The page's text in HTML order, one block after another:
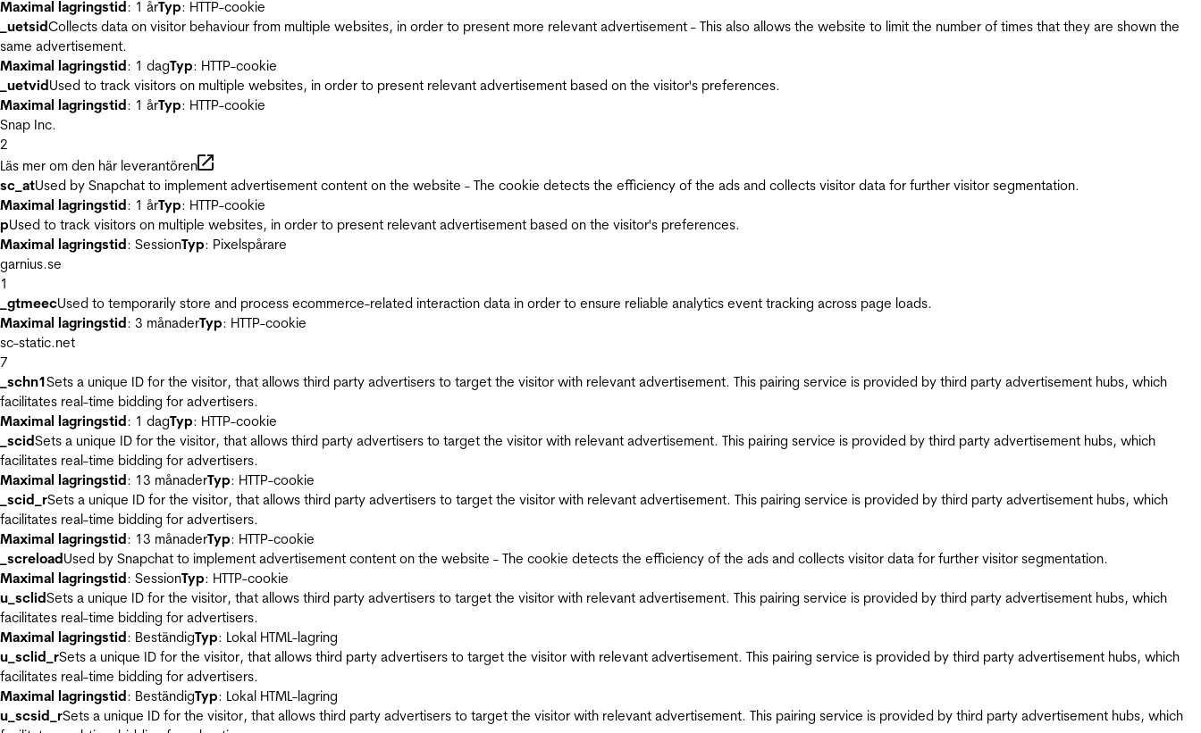
Maximal lagringstid: 1 årTyp: HTTP-cookie
_uetsidCollects data on visitor behaviour from multiple websites, in order to present more relevant advertisement - This also allows the website to limit the number of times that they are shown the
same advertisement.
Maximal lagringstid: 1 dagTyp: HTTP-cookie
_uetvidUsed to track visitors on multiple websites, in order to present relevant advertisement based on the visitor's preferences.
Maximal lagringstid: 1 årTyp: HTTP-cookie
Snap Inc.
2
Läs mer om den här leverantören
sc_atUsed by Snapchat to implement advertisement content on the website - The cookie detects the efficiency of the ads and collects visitor data for further visitor segmentation.
Maximal lagringstid: 1 årTyp: HTTP-cookie
pUsed to track visitors on multiple websites, in order to present relevant advertisement based on the visitor's preferences.
Maximal lagringstid: SessionTyp: Pixelspårare
garnius.se
1
_gtmeecUsed to temporarily store and process ecommerce-related interaction data in order to ensure reliable analytics event tracking across page loads.
Maximal lagringstid: 3 månaderTyp: HTTP-cookie
sc-static.net
7
_schn1Sets a unique ID for the visitor, that allows third party advertisers to target the visitor with relevant advertisement. This pairing service is provided by third party advertisement hubs, which
facilitates real-time bidding for advertisers.
Maximal lagringstid: 1 dagTyp: HTTP-cookie
_scidSets a unique ID for the visitor, that allows third party advertisers to target the visitor with relevant advertisement. This pairing service is provided by third party advertisement hubs, which
facilitates real-time bidding for advertisers.
Maximal lagringstid: 13 månaderTyp: HTTP-cookie
_scid_rSets a unique ID for the visitor, that allows third party advertisers to target the visitor with relevant advertisement. This pairing service is provided by third party advertisement hubs, which
facilitates real-time bidding for advertisers.
Maximal lagringstid: 13 månaderTyp: HTTP-cookie
_screloadUsed by Snapchat to implement advertisement content on the website - The cookie detects the efficiency of the ads and collects visitor data for further visitor segmentation.
Maximal lagringstid: SessionTyp: HTTP-cookie
u_sclidSets a unique ID for the visitor, that allows third party advertisers to target the visitor with relevant advertisement. This pairing service is provided by third party advertisement hubs, which
facilitates real-time bidding for advertisers.
Maximal lagringstid: BeständigTyp: Lokal HTML-lagring
u_sclid_rSets a unique ID for the visitor, that allows third party advertisers to target the visitor with relevant advertisement. This pairing service is provided by third party advertisement hubs, which
facilitates real-time bidding for advertisers.
Maximal lagringstid: BeständigTyp: Lokal HTML-lagring
u_scsid_rSets a unique ID for the visitor, that allows third party advertisers to target the visitor with relevant advertisement. This pairing service is provided by third party advertisement hubs, which